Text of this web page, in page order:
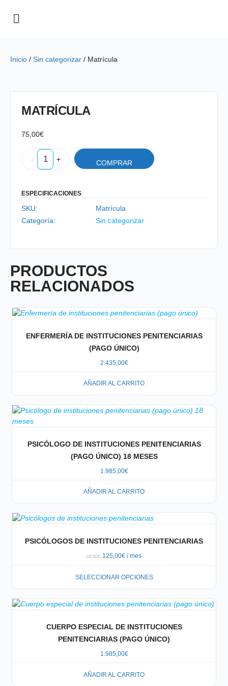
Inicio / Sin categorizar / Matrícula
MATRÍCULA
75,00€
- + COMPRAR
ESPECIFICACIONES
SKU:
Matrícula
Categoría:
Sin categorizar
PRODUCTOS
RELACIONADOS
ENFERMERÍA DE INSTITUCIONES PENITENCIARIAS
(PAGO ÚNICO)
2.435,00€
AÑADIR AL CARRITO
PSICÓLOGO DE INSTITUCIONES PENITENCIARIAS
(PAGO ÚNICO) 18 MESES
1.985,00€
AÑADIR AL CARRITO
PSICÓLOGOS DE INSTITUCIONES PENITENCIARIAS
DESDE: 125,00€ / mes
SELECCIONAR OPCIONES
CUERPO ESPECIAL DE INSTITUCIONES
PENITENCIARIAS (PAGO ÚNICO)
1.985,00€
AÑADIR AL CARRITO